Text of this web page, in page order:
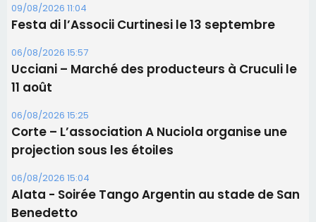
09/08/2026 11:04
Festa di l’Associi Curtinesi le 13 septembre
06/08/2026 15:57
Ucciani – Marché des producteurs à Cruculi le
11 août
06/08/2026 15:25
Corte – L’association A Nuciola organise une
projection sous les étoiles
06/08/2026 15:04
Alata - Soirée Tango Argentin au stade de San
Benedetto